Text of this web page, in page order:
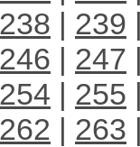
238 | 239
246 | 247
254 | 255
262 | 263